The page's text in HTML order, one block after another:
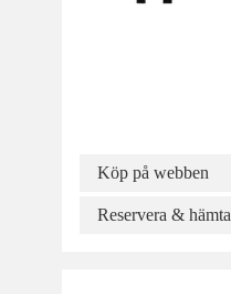
Köp på webben
Reservera & hämta